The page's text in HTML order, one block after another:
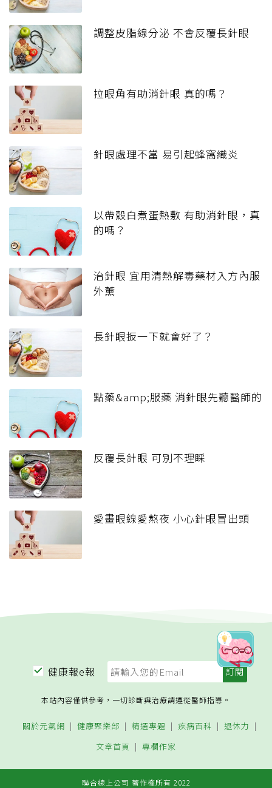
調整皮脂線分泌 不會反覆長針眼
拉眼角有助消針眼 真的嗎？
針眼處理不當 易引起蜂窩織炎
以帶殼白煮蛋熱敷 有助消針眼，真
的嗎？
治針眼 宜用清熱解毒藥材入方內服
外薰
長針眼扳一下就會好了？
點藥&amp;服藥 消針眼先聽醫師的
反覆長針眼 可別不理睬
愛畫眼線愛熬夜 小心針眼冒出頭
健康報e報
本站內容僅供參考，一切診斷與治療請遵從醫師指導。
關於元氣網 健康聚樂部 精選專題 疾病百科
退休力
文章首頁
專欄作家
聯合線上公司 著作權所有 2022